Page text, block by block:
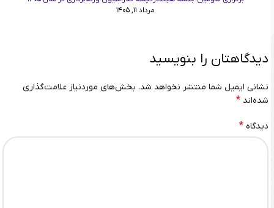
مرداد ۱۱, ۱۴۰۵
دیدگاهتان را بنویسید
نشانی ایمیل شما منتشر نخواهد شد. بخش‌های موردنیاز علامت‌گذاری
شده‌اند *
دیدگاه *